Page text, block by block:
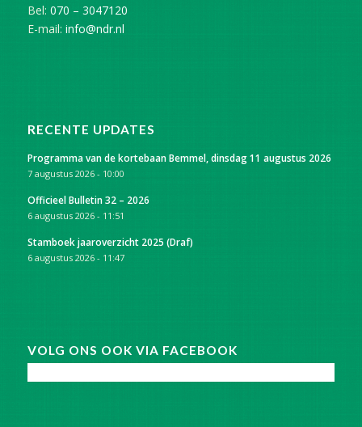
Bel: 070 – 3047120
E-mail: info@ndr.nl
RECENTE UPDATES
Programma van de kortebaan Bemmel, dinsdag 11 augustus 2026
7 augustus 2026 - 10:00
Officieel Bulletin 32 – 2026
6 augustus 2026 - 11:51
Stamboek jaaroverzicht 2025 (Draf)
6 augustus 2026 - 11:47
VOLG ONS OOK VIA FACEBOOK